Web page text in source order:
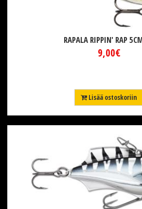
RAPALA RIPPIN' RAP
9,00€
Lisää ostoskoriin